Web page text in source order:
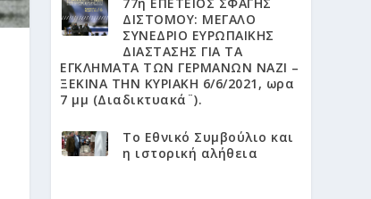
ΔΙΣΤΟΜΟΥ: ΜΕΓΑΛΟ
ΣΥΝΕΔΡΙΟ ΕΥΡΩΠΑΙΚΗΣ
ΔΙΑΣΤΑΣΗΣ ΓΙΑ ΤΑ
ΕΓΚΛΗΜΑΤΑ ΤΩΝ ΓΕΡΜΑΝΩΝ ΝΑΖΙ –
ΞΕΚΙΝΑ ΤΗΝ ΚΥΡΙΑΚΗ 6/6/2021, ωρα
7 μμ (Διαδικτυακά¨).
Το Εθνικό Συμβούλιο και
η ιστορική αλήθεια